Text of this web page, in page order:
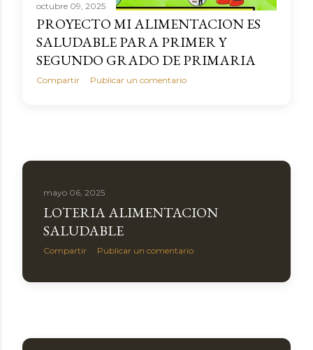
octubre 09, 2025
PROYECTO MI ALIMENTACION ES
SALUDABLE PARA PRIMER Y
SEGUNDO GRADO DE PRIMARIA
Compartir Publicar un comentario
mayo 06, 2025
LOTERIA ALIMENTACION
SALUDABLE
Compartir Publicar un comentario